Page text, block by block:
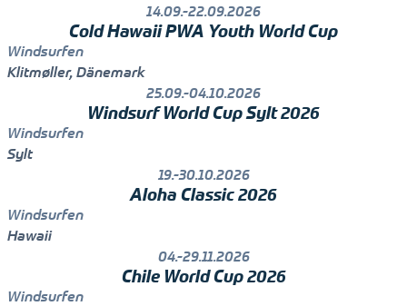
14.09.-22.09.2026
Cold Hawaii PWA Youth World Cup
Windsurfen
Klitmøller, Dänemark
25.09.-04.10.2026
Windsurf World Cup Sylt 2026
Windsurfen
Sylt
19.-30.10.2026
Aloha Classic 2026
Windsurfen
Hawaii
04.-29.11.2026
Chile World Cup 2026
Windsurfen